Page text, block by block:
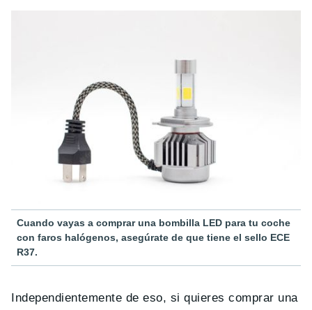
Cuando vayas a comprar una bombilla LED para tu coche
con faros halógenos, asegúrate de que tiene el sello ECE
R37.
Independientemente de eso, si quieres comprar una